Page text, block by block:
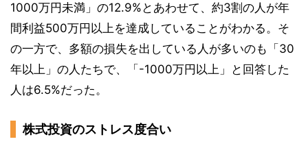
1000万円未満」の12.9%とあわせて、約3割の人が年
間利益500万円以上を達成していることがわかる。そ
の一方で、多額の損失を出している人が多いのも「30
年以上」の人たちで、「-1000万円以上」と回答した
人は6.5%だった。
株式投資のストレス度合い